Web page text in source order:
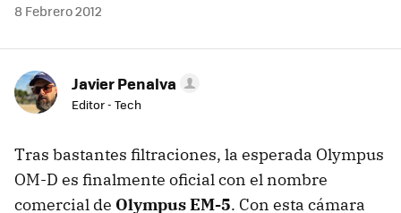
8 Febrero 2012
Javier Penalva
Editor - Tech
Tras bastantes filtraciones, la esperada Olympus
OM-D es finalmente oficial con el nombre
comercial de Olympus EM-5. Con esta cámara